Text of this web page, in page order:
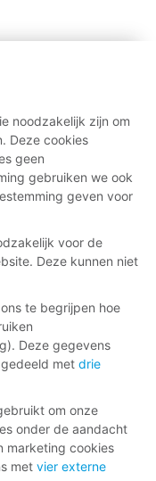
noodzakelijk zijn om
Deze cookies
geen
gebruiken we ook
geven voor
voor de
Deze kunnen niet
te begrijpen hoe
Deze gegevens
met drie
om onze
onder de aandacht
marketing cookies
met vier externe